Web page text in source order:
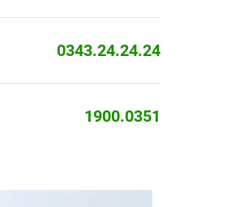
0343.24.24.24
1900.0351